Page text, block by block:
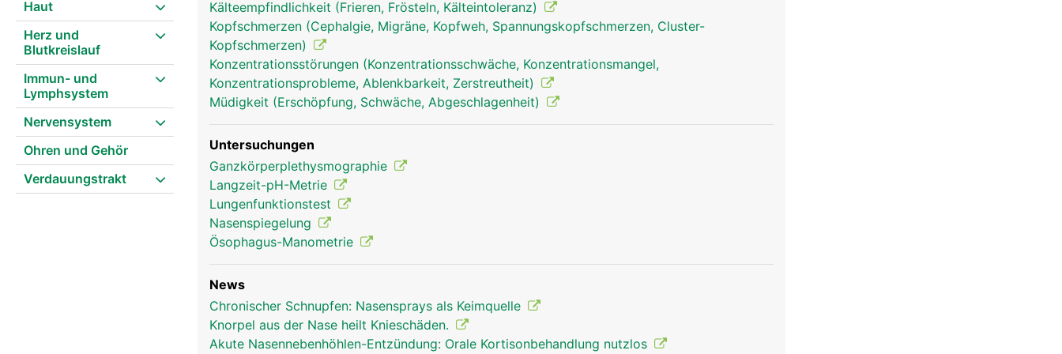
Haut
Herz und
Blutkreislauf
Immun- und
Lymphsystem
Nervensystem
Ohren und Gehör
Verdauungstrakt
Nase Frau Nase Mann
Kälteempfindlichkeit (Frieren, Frösteln, Kälteintoleranz)
Kopfschmerzen (Cephalgie, Migräne, Kopfweh, Spannungskopfschmerzen, Cluster-
Kopfschmerzen)
Konzentrationsstörungen (Konzentrationsschwäche, Konzentrationsmangel,
Konzentrationsprobleme, Ablenkbarkeit, Zerstreutheit)
Müdigkeit (Erschöpfung, Schwäche, Abgeschlagenheit)
Untersuchungen
Ganzkörperplethysmographie
Langzeit-pH-Metrie
Lungenfunktionstest
Nasenspiegelung
Ösophagus-Manometrie
News
Chronischer Schnupfen: Nasensprays als Keimquelle
Knorpel aus der Nase heilt Knieschäden.
Akute Nasennebenhöhlen-Entzündung: Orale Kortisonbehandlung nutzlos